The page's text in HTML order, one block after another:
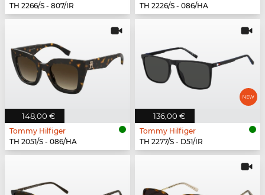
TH 2266/S - 807/IR
TH 2226/S - 086/HA
148,00 €
Tommy Hilfiger
TH 2051/S - 086/HA
136,00 €
Tommy Hilfiger
TH 2277/S - D51/IR